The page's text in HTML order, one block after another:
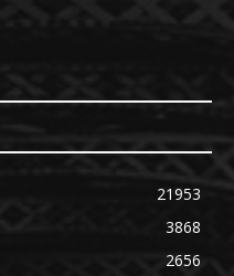
21953
3868
2656